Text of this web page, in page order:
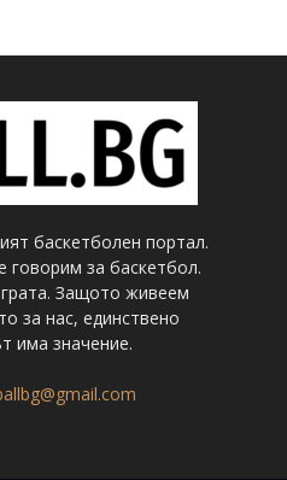
баскетболен портал.
за баскетбол.
Защото живеем
за нас, единствено
има значение.